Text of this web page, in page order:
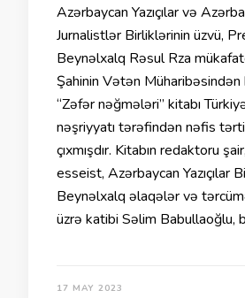
Azərbaycan Yazıçılar və
Jurnalistlər Birliklərinin üzvü,
Beynəlxalq Rəsul Rza
Şahinin Vətən
“Zəfər nəğmələri” kitabı
nəşriyyatı tərəfindən nəfis
çıxmışdır. Kitabın redaktoru
esseist, Azərbaycan Yazıçılar
Beynəlxalq əlaqələr və
üzrə katibi Səlim Babullaoğlu,
17 MAY 2023